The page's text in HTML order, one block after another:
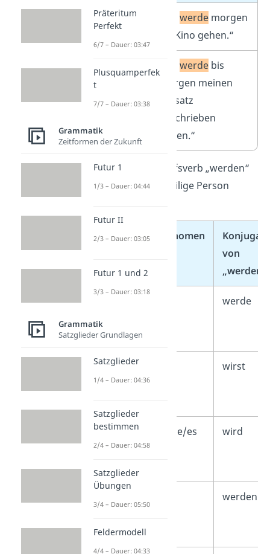
Futur 1 werdemorgen
ins Kino gehen.“
werdebis
morgen meinen
Aufsatz
geschrieben
haben.“
Dabei wird das Hilfsverb „werden“
immer an die jeweilige Person
Person Pronomen
von
„werden“
Singular
werde
2.
Person
wirst
3.
Person
Singular
er/sie/es wird
Plural
werden
Präteritum
Perfekt
6/7 – Dauer: 03:47
Plusquamperfek
t
7/7 – Dauer: 03:38
Grammatik
Zeitformen der Zukunft
Futur 1
1/3 – Dauer: 04:44
Futur II
2/3 – Dauer: 03:05
Futur 1 und 2
3/3 – Dauer: 03:18
Grammatik
Satzglieder Grundlagen
Satzglieder
1/4 – Dauer: 04:36
Satzglieder
bestimmen
2/4 – Dauer: 04:58
Satzglieder
Übungen
3/4 – Dauer: 05:50
Feldermodell
4/4 – Dauer: 04:33